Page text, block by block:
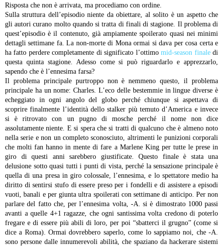
Risposta che non è arrivata, ma procediamo con ordine.
Sulla struttura dell’episodio niente da obiettare, al solito è un aspetto che
gli autori curano molto quando si tratta di finali di stagione. Il problema di
quest’episodio è il contenuto, già ampiamente spoilerato quasi nei minimi
dettagli settimane fa. La non-morte di Mona ormai si dava per cosa certa e
ha fatto perdere completamente di significato l’ottimomid-season finaledi
questa quinta stagione. Adesso come si può riguardarlo e apprezzarlo,
sapendo che è l’ennesima farsa?
Il problema principale purtroppo non è nemmeno questo, il problema
principale ha un nome: Charles. L’eco delle bestemmie in lingue diverse è
echeggiato in ogni angolo del globo perché chiunque si aspettava di
scoprire finalmente l’identità dello stalker più temuto d’America e invece
si è ritrovato con un pugno di mosche perché il nome non dice
assolutamente niente. E si spera che si tratti di qualcuno che è almeno noto
nella serie e non un completo sconosciuto, altrimenti le punizioni corporali
che molti fan hanno in mente di fare a Marlene King per tutte le prese in
giro di questi anni sarebbero giustificate. Questo finale è stata una
delusione sotto quasi tutti i punti di vista, perché la sensazione principale è
quella di una presa in giro colossale, l’ennesima, e lo spettatore medio ha
diritto di sentirsi stufo di essere preso per i fondelli e di assistere a episodi
vuoti, banali e per giunta ultra spoilerati con settimane di anticipo. Per non
parlare del fatto che, per l’ennesima volta, -A. si è dimostrato 1000 passi
avanti a quelle 4+1 ragazze, che ogni santissima volta credono di poterlo
fregare e di essere più abili di loro, per poi “sbatterci il grugno” (come si
dice a Roma). Ormai dovrebbero saperlo, come lo sappiamo noi, che -A.
sono persone dalle innumerevoli abilità, che spaziano da hackerare sistemi